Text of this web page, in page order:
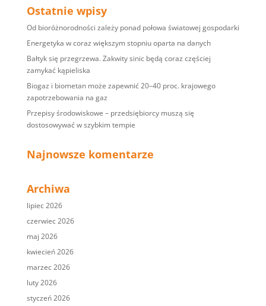
Ostatnie wpisy
Od bioróżnorodności zależy ponad połowa światowej gospodarki
Energetyka w coraz większym stopniu oparta na danych
Bałtyk się przegrzewa. Zakwity sinic będą coraz częściej
zamykać kąpieliska
Biogaz i biometan może zapewnić 20–40 proc. krajowego
zapotrzebowania na gaz
Przepisy środowiskowe – przedsiębiorcy muszą się
dostosowywać w szybkim tempie
Najnowsze komentarze
Archiwa
lipiec 2026
czerwiec 2026
maj 2026
kwiecień 2026
marzec 2026
luty 2026
styczeń 2026